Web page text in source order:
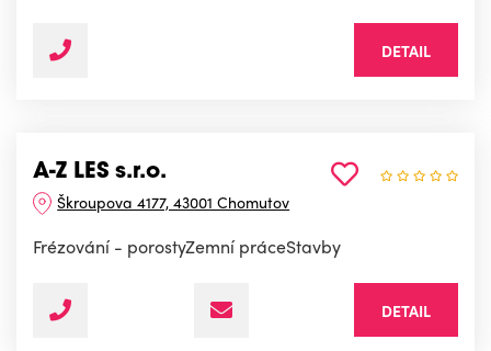
DETAIL
A-Z LES s.r.o.
Škroupova 4177, 43001 Chomutov
Frézování - porostyZemní práceStavby
DETAIL